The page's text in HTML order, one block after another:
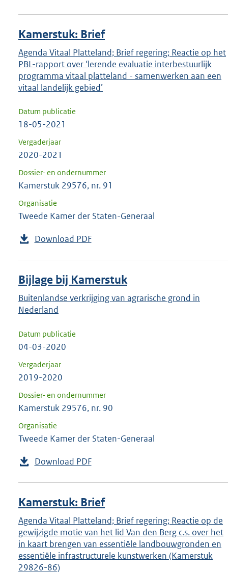
Kamerstuk: Brief
Agenda Vitaal Platteland; Brief regering; Reactie op het
PBL-rapport over ‘lerende evaluatie interbestuurlijk
programma vitaal platteland - samenwerken aan een
vitaal landelijk gebied’
Datum publicatie
18-05-2021
Vergaderjaar
2020-2021
Dossier- en ondernummer
Kamerstuk 29576, nr. 91
Organisatie
Tweede Kamer der Staten-Generaal
Download PDF
Bijlage bij Kamerstuk
Buitenlandse verkrijging van agrarische grond in
Nederland
Datum publicatie
04-03-2020
Vergaderjaar
2019-2020
Dossier- en ondernummer
Kamerstuk 29576, nr. 90
Organisatie
Tweede Kamer der Staten-Generaal
Download PDF
Kamerstuk: Brief
Agenda Vitaal Platteland; Brief regering; Reactie op de
gewijzigde motie van het lid Van den Berg c.s. over het
in kaart brengen van essentiële landbouwgronden en
essentiële infrastructurele kunstwerken (Kamerstuk
29826-86)